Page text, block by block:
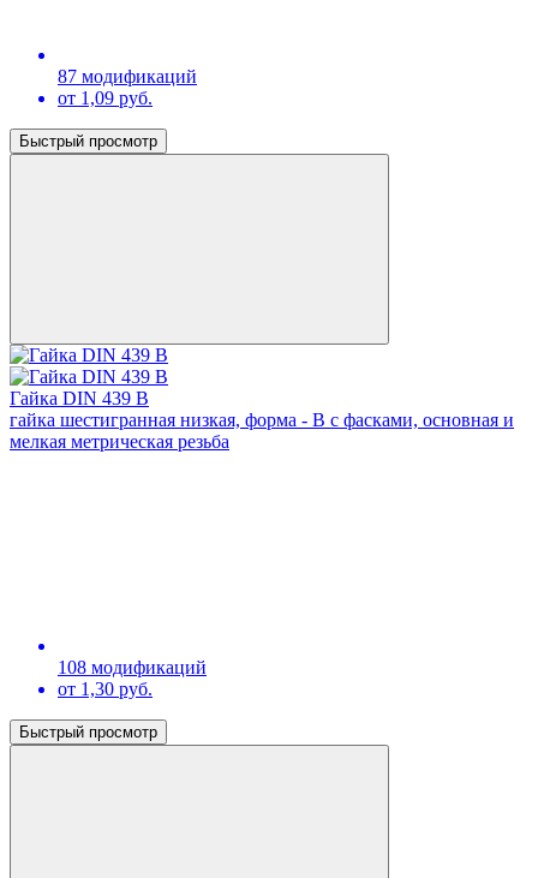
87 модификаций
от 1,09 руб.
Быстрый просмотр
Гайка DIN 439 В
гайка шестигранная низкая, форма - В с фасками, основная и
мелкая метрическая резьба
108 модификаций
от 1,30 руб.
Быстрый просмотр